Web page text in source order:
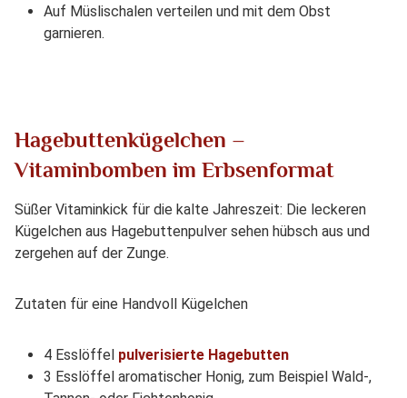
Auf Müslischalen verteilen und mit dem Obst
garnieren.
Hagebuttenkügelchen –
Vitaminbomben im Erbsenformat
Süßer Vitaminkick für die kalte Jahreszeit: Die leckeren
Kügelchen aus Hagebuttenpulver sehen hübsch aus und
zergehen auf der Zunge.
Zutaten für eine Handvoll Kügelchen
4 Esslöffel pulverisierte Hagebutten
3 Esslöffel aromatischer Honig, zum Beispiel Wald-,